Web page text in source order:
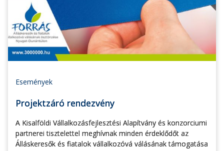
Események
Projektzáró rendezvény
A Kisalföldi Vállalkozásfejlesztési Alapítvány és konzorciumi
partnerei tisztelettel meghívnak minden érdeklődőt az
Álláskeresők és fiatalok vállalkozóvá válásának támogatása